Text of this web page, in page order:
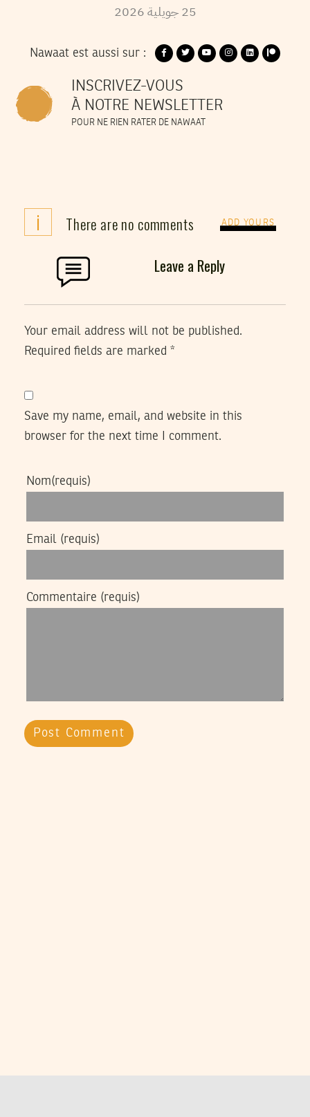
25 جويلية2026
Nawaat est aussi sur :
INSCRIVEZ-VOUS
À NOTRE NEWSLETTER
POUR NE RIEN RATER DE NAWAAT
i There are no comments ADD YOURS
Leave a Reply
Your email address will not be published.
Required fields are marked *
Save my name, email, and website in this
browser for the next time I comment.
Nom(requis)
Email (requis)
Commentaire (requis)